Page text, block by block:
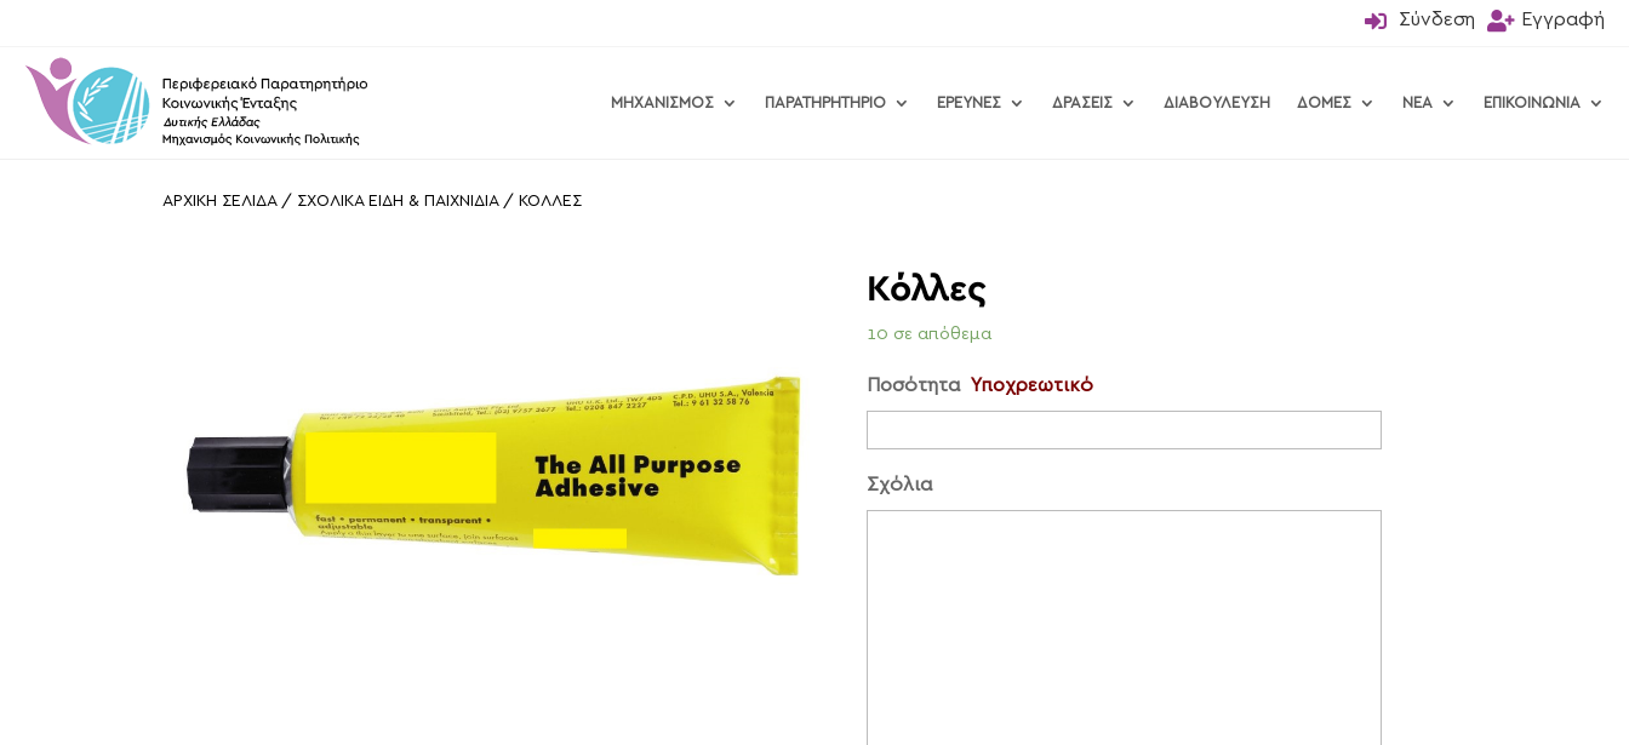
 Σύνδεση  Εγγραφή
ΜΗΧΑΝΙΣΜΟΣ ΠΑΡΑΤΗΡΗΤΗΡΙΟ ΕΡΕΥΝΕΣ ΔΡΑΣΕΙΣ ΔΙΑΒΟΥΛΕΥΣΗ ΔΟΜΕΣ ΝΕΑ ΕΠΙΚΟΙΝΩΝΙΑ
ΑΡΧΙΚΗ ΣΕΛΙΔΑ/ ΣΧΟΛΙΚΑ ΕΙΔΗ & ΠΑΙΧΝΙΔΙΑ/ ΚΟΛΛΕΣ
Κόλλες
10 σε απόθεμα
Ποσότητα Υποχρεωτικό
Σχόλια